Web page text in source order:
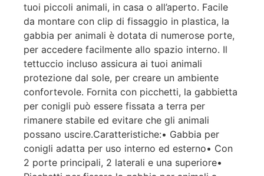
tuoi piccoli animali, in casa o all’aperto. Facile
da montare con clip di fissaggio in plastica, la
gabbia per animali è dotata di numerose porte,
per accedere facilmente allo spazio interno. Il
tettuccio incluso assicura ai tuoi animali
protezione dal sole, per creare un ambiente
confortevole. Fornita con picchetti, la gabbietta
per conigli può essere fissata a terra per
rimanere stabile ed evitare che gli animali
possano uscire.Caratteristiche:• Gabbia per
conigli adatta per uso interno ed esterno• Con
2 porte principali, 2 laterali e una superiore•